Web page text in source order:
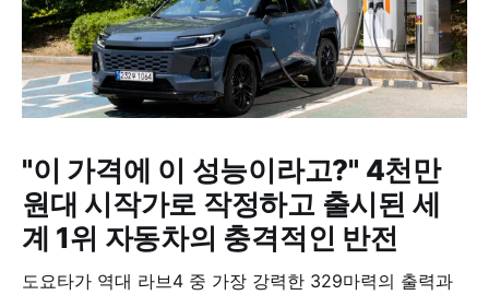
"이 가격에 이 성능이라고?" 4천만
원대 시작가로 작정하고 출시된 세
계 1위 자동차의 충격적인 반전
도요타가 역대 라브4 중 가장 강력한 329마력의 출력과